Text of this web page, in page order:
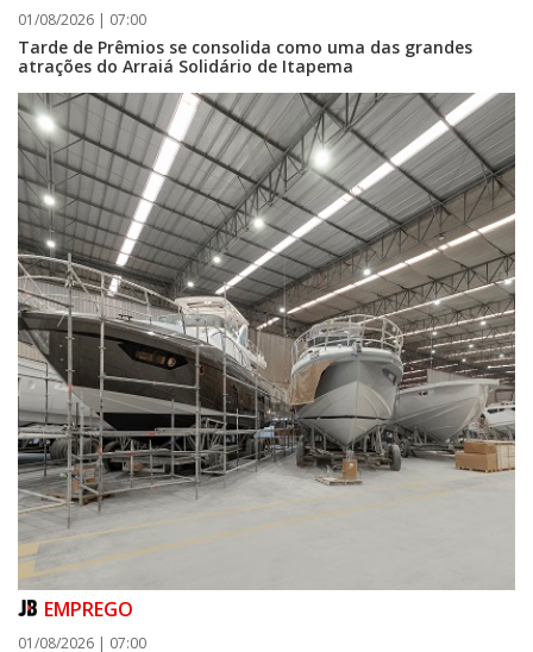
07/08/2026 | 07:00
Navegantes conquista nota A+ na Capag do Tesouro Nacional
01/08/2026 | 07:00
Tarde de Prêmios se consolida como uma das grandes
atrações do Arraiá Solidário de Itapema
EMPREGO
01/08/2026 | 07:00